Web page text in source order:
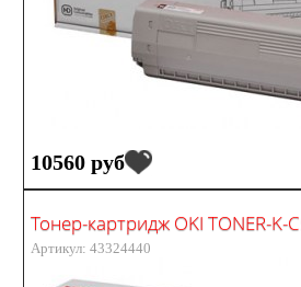
10560 руб
Тонер-картридж OKI TONER-K-
Артикул: 43324440